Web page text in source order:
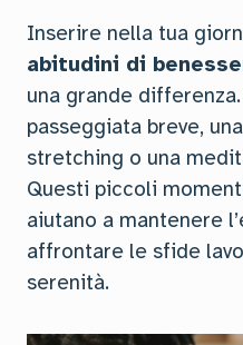
Inserire nella tua
abitudini di
una grande
passeggiata breve,
stretching o una
Questi piccoli
aiutano a mantenere
affrontare le sfide
serenità.